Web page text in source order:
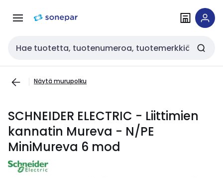
navigointiinsisältöön
Haku
Näytä murupolku
SCHNEIDER ELECTRIC - Liittimien
kannatin Mureva - N/PE
MiniMureva 6 mod